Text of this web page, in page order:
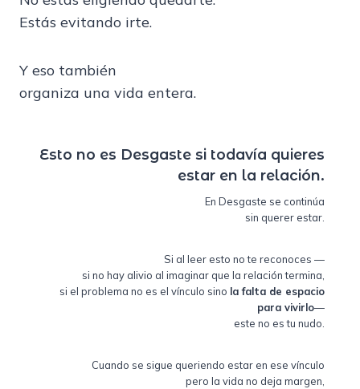
Estás evitando irte.
Y eso también
organiza una vida entera.
Esto no es Desgaste si todavía quieres
estar en la relación.
En Desgaste se continúa
sin querer estar.
Si al leer esto no te reconoces —
si no hay alivio al imaginar que la relación termina,
si el problema no es el vínculo sino la falta de espacio
para vivirlo—
este no es tu nudo.
Cuando se sigue queriendo estar en ese vínculo
pero la vida no deja margen,